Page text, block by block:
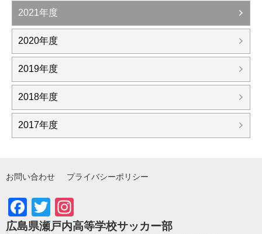
2021年度
2020年度
2019年度
2018年度
2017年度
お問い合わせ プライバシーポリシー
Facebook
Twitter
広島県瀬戸内高等学校サッカー部